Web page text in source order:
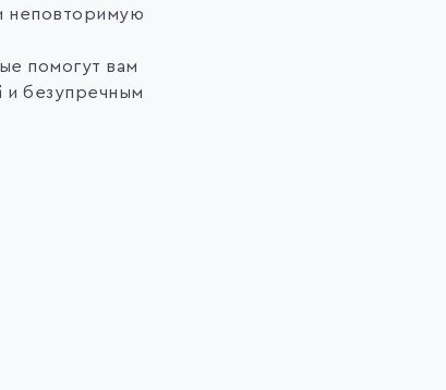
неповторимую
помогут вам
и безупречным